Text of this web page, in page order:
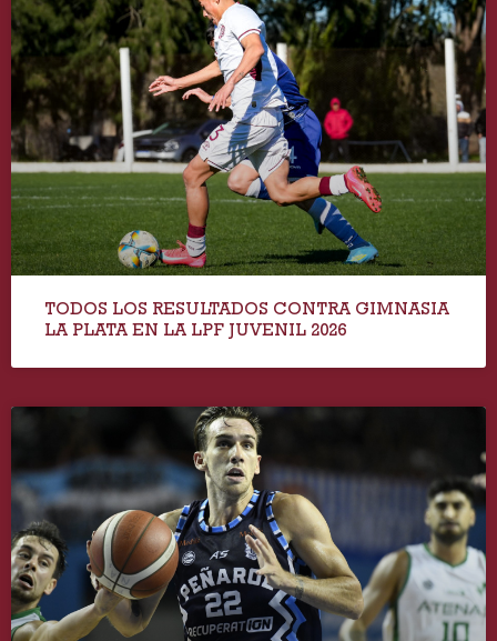
TODOS LOS RESULTADOS CONTRA GIMNASIA
LA PLATA EN LA LPF JUVENIL 2026